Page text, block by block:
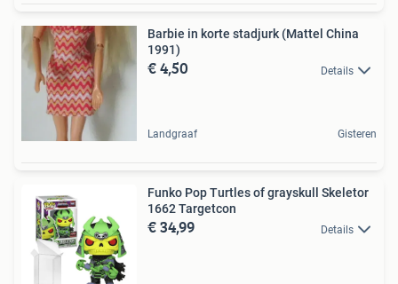
Barbie in korte stadjurk (Mattel China
1991)
€ 4,50 Details
Landgraaf Gisteren
Funko Pop Turtles of grayskull Skeletor
1662 Targetcon
€ 34,99 Details